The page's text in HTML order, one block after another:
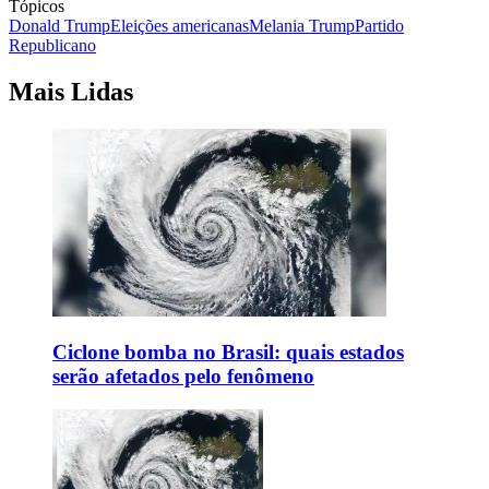
Tópicos
Donald TrumpEleições americanasMelania TrumpPartido
Republicano
Mais Lidas
Ciclone bomba no Brasil: quais estados
serão afetados pelo fenômeno